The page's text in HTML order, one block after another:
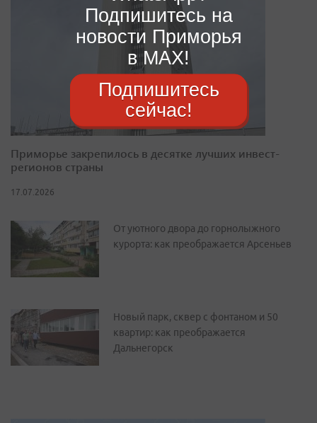
Приморье закрепилось в десятке лучших инвест-
регионов страны
17.07.2026
От уютного двора до горнолыжного
курорта: как преображается Арсеньев
Новый парк, сквер с фонтаном и 50
квартир: как преображается
Дальнегорск
Подпишитесь на
новости Приморья
в MAX!
Подпишитесь
сейчас!